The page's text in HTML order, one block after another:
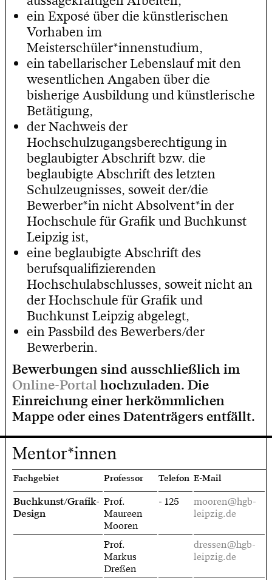
ein Exposé über die künstlerischen
Vorhaben im
Meisterschüler*innenstudium,
ein tabellarischer Lebenslauf mit den
wesentlichen Angaben über die
bisherige Ausbildung und künstlerische
Betätigung,
der Nachweis der
Hochschulzugangsberechtigung in
beglaubigter Abschrift bzw. die
beglaubigte Abschrift des letzten
Schulzeugnisses, soweit der/die
Bewerber*in nicht Absolvent*in der
Hochschule für Grafik und Buchkunst
Leipzig ist,
eine beglaubigte Abschrift des
berufsqualifizierenden
Hochschulabschlusses, soweit nicht an
der Hochschule für Grafik und
Buchkunst Leipzig abgelegt,
ein Passbild des Bewerbers/der
Bewerberin.
Bewerbungen sind ausschließlich im
Online-Portalhochzuladen. Die
Einreichung einer herkömmlichen
Mappe oder eines Datenträgers entfällt.
Mentor*innen
Fachgebiet Professor Telefon E-Mail
Buchkunst/Grafik-
Design
Prof.
Maureen
Mooren
- 125
mooren@hgb-
leipzig.de
Prof.
Markus
Dreßen
dressen@hgb-
leipzig.de